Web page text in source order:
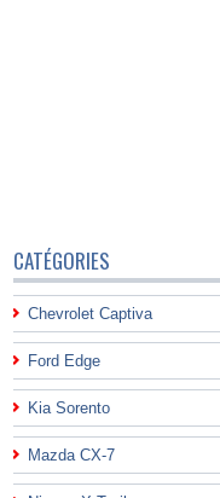
CATÉGORIES
Chevrolet Captiva
Ford Edge
Kia Sorento
Mazda CX-7